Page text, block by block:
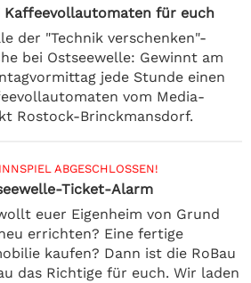
Kaffeevollautomaten für euch
der "Technik verschenken"-
bei Ostseewelle: Gewinnt am
jede Stunde einen
vom Media-
Rostock-Brinckmansdorf.
ABGESCHLOSSEN!
Ticket-Alarm
euer Eigenheim von Grund
errichten? Eine fertige
kaufen? Dann ist die RoBau
das Richtige für euch. Wir laden